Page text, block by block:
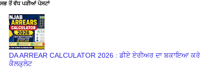
ਸਭ ਤੋਂ ਵੱਧ ਪੜੀਆਂ ਪੋਸਟਾਂ
DA ARREAR CALCULATOR 2026 : ਡੀਏ ਏਰੀਅਰ ਦਾ ਬਕਾਇਆ ਕਰੋ
ਕੈਲਕੁਲੇਟ